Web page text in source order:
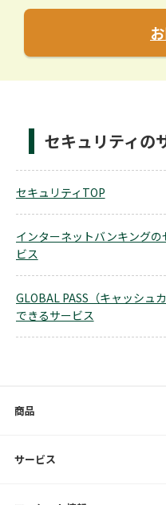
セキュリティの
セキュリティTOP
インターネットバンキング
ビス
GLOBAL PASS（キャッシュ
できるサービス
商品
サービス